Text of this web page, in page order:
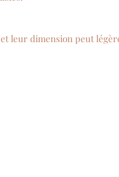
leur dimension peut